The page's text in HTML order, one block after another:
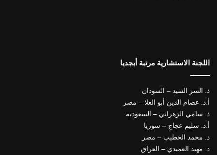
اللجنة الاستشارية مرتبة أبجديا
ذ. السر السيد – السودان
أ.د. عصام الدين أبو العلا – مصر
ذ. سامي الزهراني – السعودية
أ.د. سليم عجاج – سوريا
د. محمد الخطيب – مصر
د. مهند العميدي – العراق